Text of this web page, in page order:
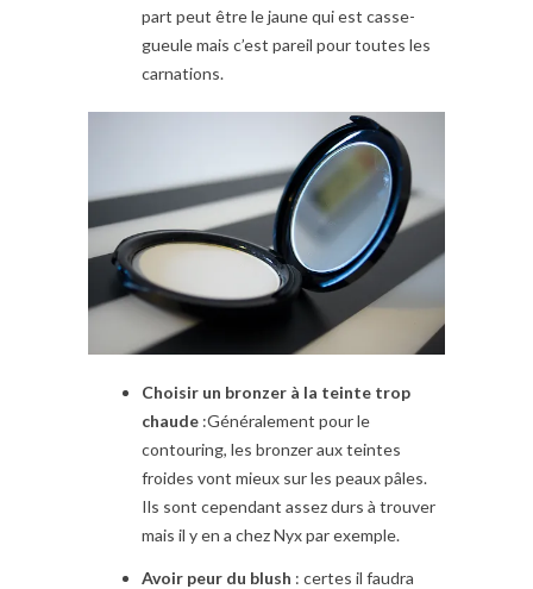
part peut être le jaune qui est casse-
gueule mais c’est pareil pour toutes les
carnations.
Choisir un bronzer à la teinte trop
chaude :Généralement pour le
contouring, les bronzer aux teintes
froides vont mieux sur les peaux pâles.
Ils sont cependant assez durs à trouver
mais il y en a chez Nyx par exemple.
Avoir peur du blush : certes il faudra